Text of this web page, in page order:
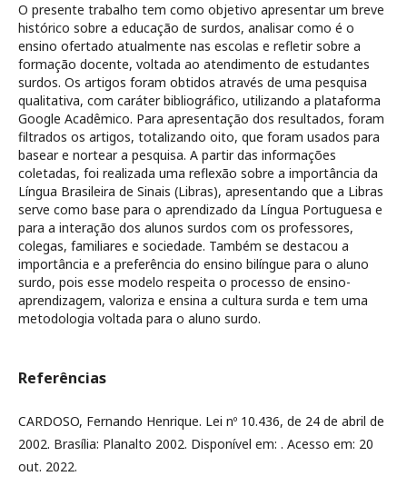
O presente trabalho tem como objetivo apresentar um breve
histórico sobre a educação de surdos, analisar como é o
ensino ofertado atualmente nas escolas e refletir sobre a
formação docente, voltada ao atendimento de estudantes
surdos. Os artigos foram obtidos através de uma pesquisa
qualitativa, com caráter bibliográfico, utilizando a plataforma
Google Acadêmico. Para apresentação dos resultados, foram
filtrados os artigos, totalizando oito, que foram usados para
basear e nortear a pesquisa. A partir das informações
coletadas, foi realizada uma reflexão sobre a importância da
Língua Brasileira de Sinais (Libras), apresentando que a Libras
serve como base para o aprendizado da Língua Portuguesa e
para a interação dos alunos surdos com os professores,
colegas, familiares e sociedade. Também se destacou a
importância e a preferência do ensino bilíngue para o aluno
surdo, pois esse modelo respeita o processo de ensino-
aprendizagem, valoriza e ensina a cultura surda e tem uma
metodologia voltada para o aluno surdo.
Referências
CARDOSO, Fernando Henrique. Lei nº 10.436, de 24 de abril de
2002. Brasília: Planalto 2002. Disponível em: . Acesso em: 20
out. 2022.